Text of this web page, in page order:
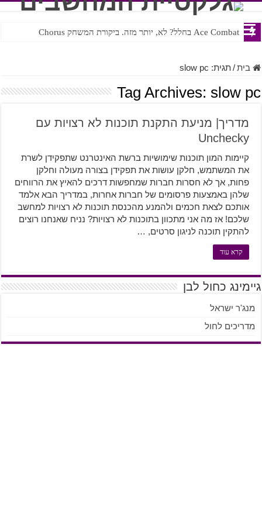
Ace Combat בחלל? לא, יותר מזה. ביקורת המשחק Chorus
Steven Universe והשירים שתורגמו בצורה נוראית לעברית
בית/תגית: slow pc
Tag Archives: slow pc
מדריך| מניעת התקנת תוכנות לא רצויות עם
Unchecky
קיימות המון תוכנות שימושיות ברשת האינטרנט שתפקידן לשרת
את המשתמש, חלקן עושות את תפקידן בצורה מעולה וחלקן
פחות, אך לא חסרות חברות שמחפשות דרכים להאיץ את הרווחים
שלהן באמצעות פרסומים של חברות אחרות, במדריך הבא אלמד
אותכם לצאת חכמים ולהמנע מהכנסת תוכנות לא רצויות למחשב
שלכם! אז מה אני מתכוון בתוכנות לא רצויות? נניח שאנחנו רוצים
להתקין תוכנה לניגון סרטים, …
קרא עוד
גיימינג כחול לבן
מנג'ר ישראל
מדריכים לחול